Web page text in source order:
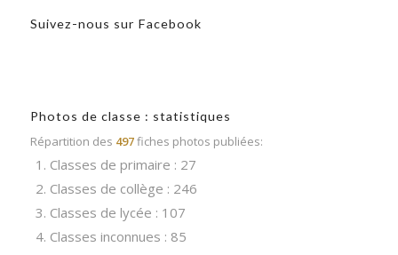
Suivez-nous sur Facebook
Photos de classe : statistiques
Répartition des 497fiches photos publiées:
1. Classes de primaire : 27
2. Classes de collège : 246
3. Classes de lycée : 107
4. Classes inconnues : 85